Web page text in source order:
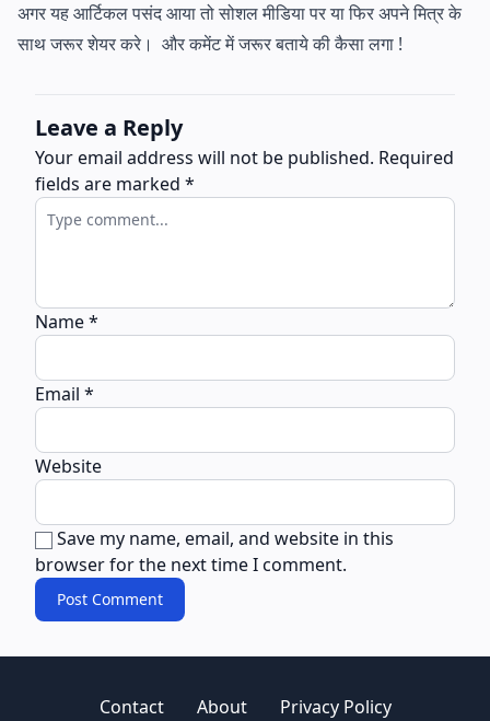
अगर यह आर्टिकल पसंद आया तो सोशल मीडिया पर या फिर अपने मित्र के
साथ जरूर शेयर करे। और कमेंट में जरूर बताये की कैसा लगा !
Leave a Reply
Your email address will not be published. Required
fields are marked *
Name*
Email *
Website
Save my name, email, and website in this
browser for the next time I comment.
Contact About
Privacy Policy